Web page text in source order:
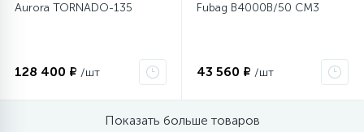
Aurora TORNADO-135
128 400 ₽ /шт
Fubag B4000B/50 СМ3
43 560 ₽ /шт
Показать больше товаров